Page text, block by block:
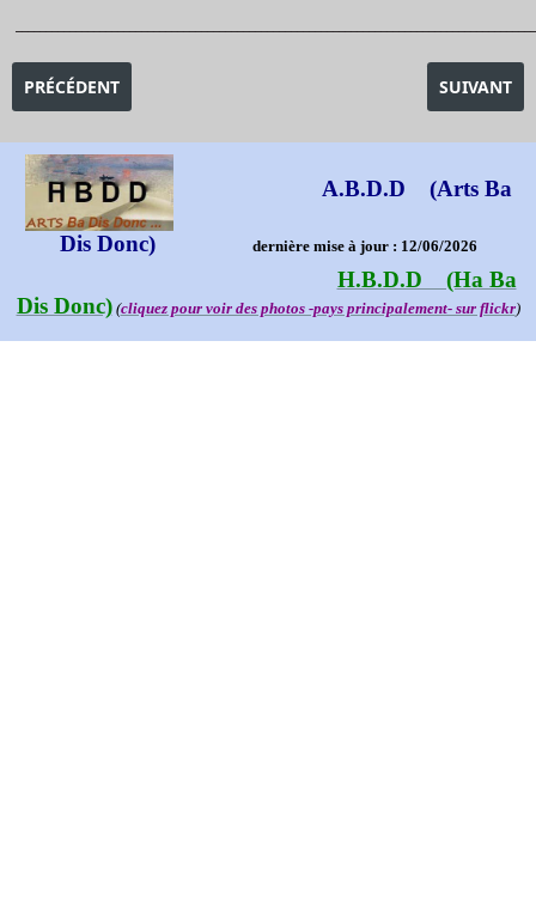
ARTICLE PRÉCÉDENT : EXPOSITION APOCALYSPE - HIER ET
PRÉCÉDENT ARTICLE
SUIVANT
A.B.D.D (Arts Ba
Dis Donc) dernière mise à jour : 12/06/2026
H.B.D.D (Ha Ba
Dis Donc)(cliquez pour voir des photos -pays principalement- sur flickr)